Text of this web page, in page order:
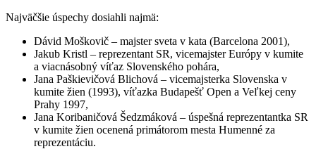
Najväčšie úspechy dosiahli najmä:
Dávid Moškovič – majster sveta v kata (Barcelona 2001),
Jakub Kristl – reprezentant SR, vicemajster Európy v kumite
a viacnásobný víťaz Slovenského pohára,
Jana Paškievičová Blichová – vicemajsterka Slovenska v
kumite žien (1993), víťazka Budapešť Open a Veľkej ceny
Prahy 1997,
Jana Koribaničová Šedzmáková – úspešná reprezentantka SR
v kumite žien ocenená primátorom mesta Humenné za
reprezentáciu.